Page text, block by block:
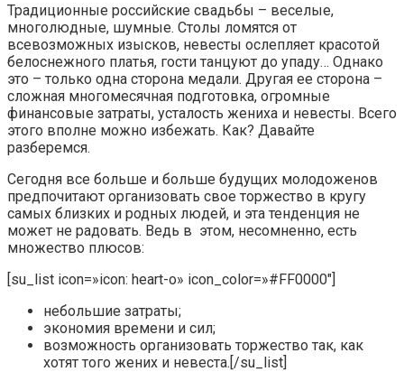
Традиционные российские свадьбы – веселые,
многолюдные, шумные. Столы ломятся от
всевозможных изысков, невесты ослепляет красотой
белоснежного платья, гости танцуют до упаду… Однако
это – только одна сторона медали. Другая ее сторона –
сложная многомесячная подготовка, огромные
финансовые затраты, усталость жениха и невесты. Всего
этого вполне можно избежать. Как? Давайте
разберемся.
Сегодня все больше и больше будущих молодоженов
предпочитают организовать свое торжество в кругу
самых близких и родных людей, и эта тенденция не
может не радовать. Ведь в этом, несомненно, есть
множество плюсов:
[su_list icon=»icon: heart-o» icon_color=»#FF0000″]
небольшие затраты;
экономия времени и сил;
возможность организовать торжество так, как
хотят того жених и невеста.[/su_list]